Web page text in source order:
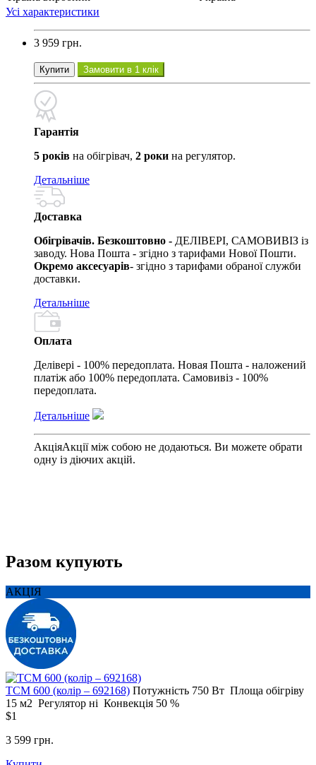
Усі характеристики
3 959 грн.
Купити Замовити в 1 клік
Гарантія
5 років на обігрівач, 2 роки на регулятор.
Детальніше
Доставка
Обігрівачів. Безкоштовно - ДЕЛІВЕРІ, САМОВИВІЗ із
заводу. Нова Пошта - згідно з тарифами Нової Пошти.
Окремо аксесуарів- згідно з тарифами обраної служби
доставки.
Детальніше
Оплата
Делівері - 100% передоплата. Новая Пошта - наложений
платіж або 100% передоплата. Самовивіз - 100%
передоплата.
Детальніше
АкціяАкції між собою не додаються. Ви можете обрати
одну із діючих акцій.
Разом купують
АКЦІЯ
ТСМ 600 (колір – 692168) Потужність 750 Вт Площа обігріву
15 м2 Регулятор ні Конвекція 50 %
$1
3 599 грн.